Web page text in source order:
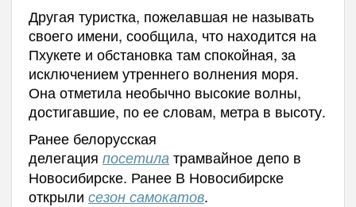
Другая туристка, пожелавшая не называть
своего имени, сообщила, что находится на
Пхукете и обстановка там спокойная, за
исключением утреннего волнения моря.
Она отметила необычно высокие волны,
достигавшие, по ее словам, метра в высоту.
Ранее белорусская
делегация посетила трамвайное депо в
Новосибирске. Ранее В Новосибирске
открыли сезон самокатов.